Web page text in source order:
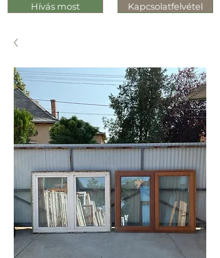
Hívás most Kapcsolatfelvétel